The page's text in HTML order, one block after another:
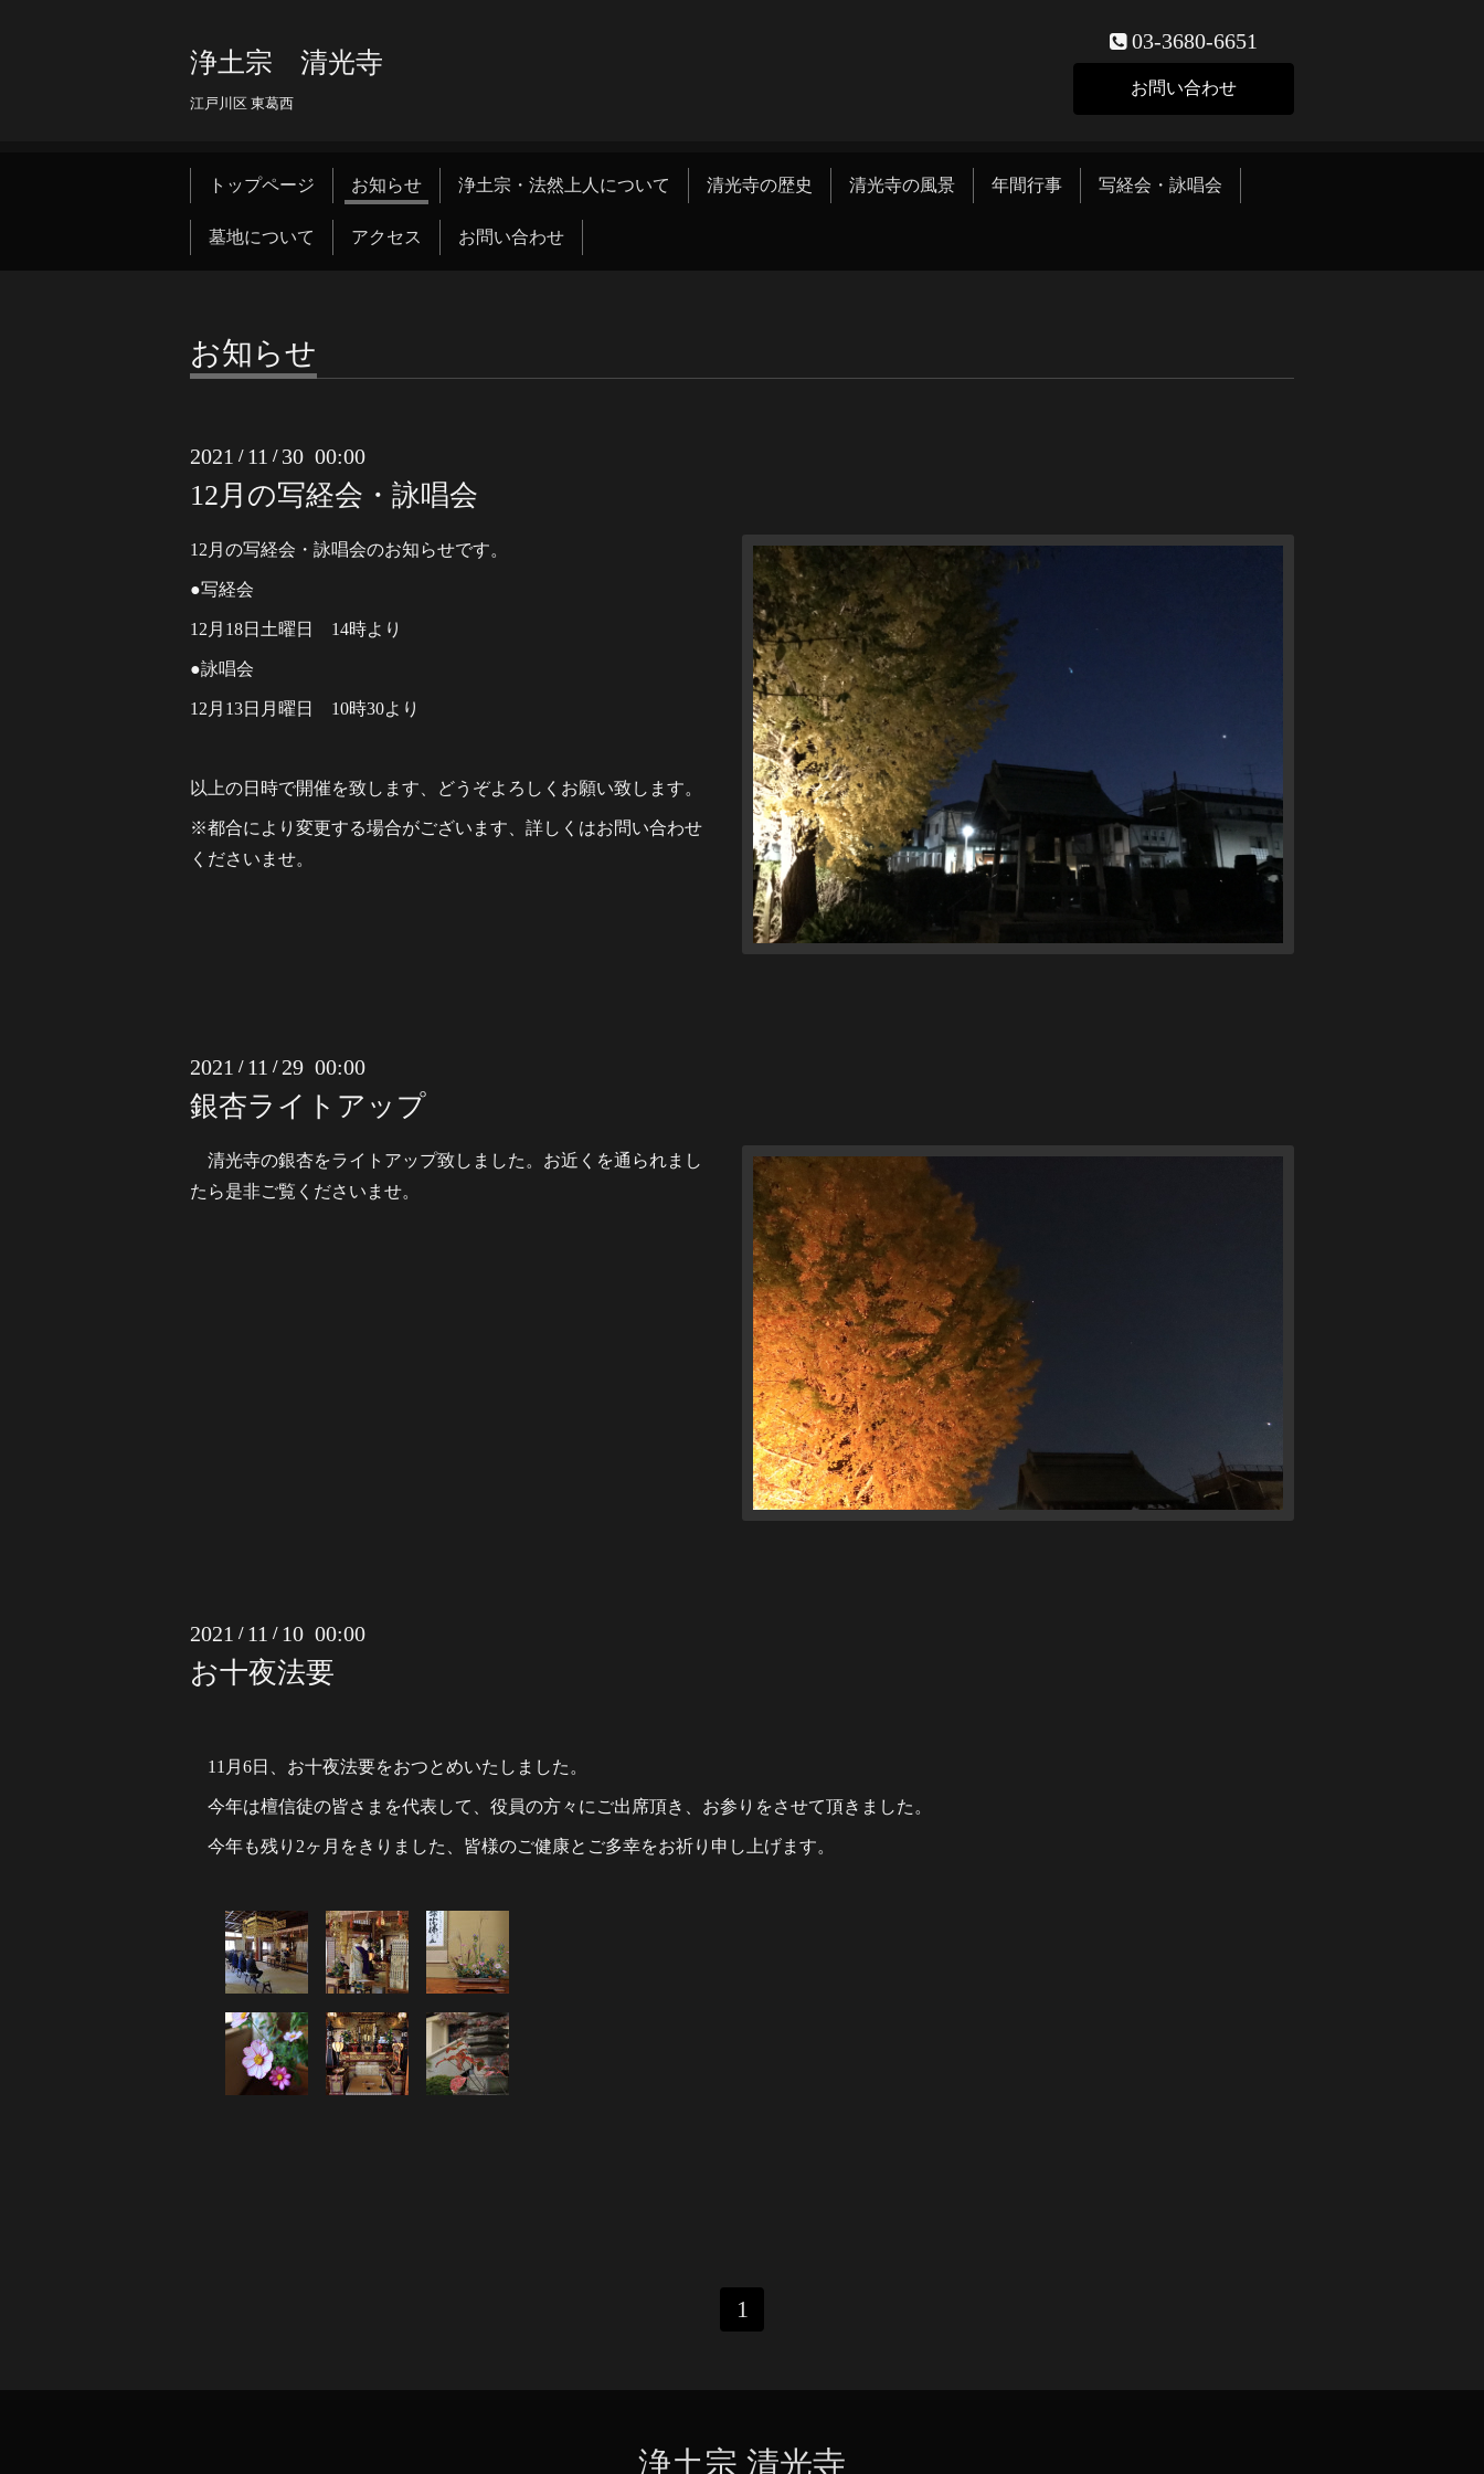
浄土宗 清光寺
江戸川区 東葛西
03-3680-6651
お問い合わせ
トップページ お知らせ 浄土宗・法然上人について 清光寺の歴史 清光寺の風景 年間行事 写経会・詠唱会
墓地について アクセス お問い合わせ
お知らせ
2021 / 11 / 30 00:00
12月の写経会・詠唱会
12月の写経会・詠唱会のお知らせです。
●写経会
12月18日土曜日 14時より
●詠唱会
12月13日月曜日 10時30より
以上の日時で開催を致します、どうぞよろしくお願い致します。
※都合により変更する場合がございます、詳しくはお問い合わせ
くださいませ。
2021 / 11 / 29 00:00
銀杏ライトアップ
清光寺の銀杏をライトアップ致しました。お近くを通られまし
たら是非ご覧くださいませ。
2021 / 11 / 10 00:00
お十夜法要
11月6日、お十夜法要をおつとめいたしました。
今年は檀信徒の皆さまを代表して、役員の方々にご出席頂き、お参りをさせて頂きました。
今年も残り2ヶ月をきりました、皆様のご健康とご多幸をお祈り申し上げます。
1
浄土宗 清光寺